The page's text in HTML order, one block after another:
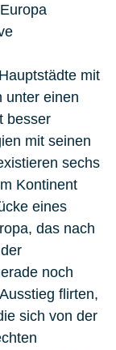
mit
unter einen
besser
mit seinen
sechs
Kontinent
eines
das nach
noch
flirten,
sich von der